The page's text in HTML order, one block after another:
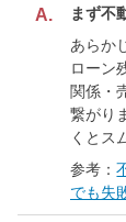
A.
まず不
あらか
ローン
関係・
繋がり
くとス
参考：
でも失